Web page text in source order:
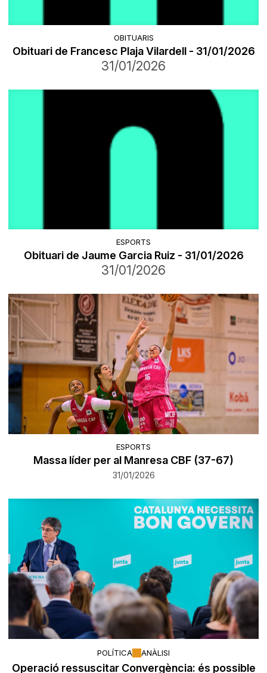
OBITUARIS
Obituari de Francesc Plaja Vilardell - 31/01/2026
31/01/2026
ESPORTS
Obituari de Jaume Garcia Ruiz - 31/01/2026
31/01/2026
ESPORTS
Massa líder per al Manresa CBF (37-67)
31/01/2026
POLÍTICA ANÀLISI
Operació ressuscitar Convergència: és possible